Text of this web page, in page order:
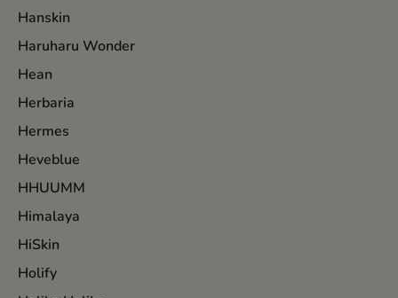
Hanskin
Haruharu Wonder
Hean
Herbaria
Hermes
Heveblue
HHUUMM
Himalaya
HiSkin
Holify